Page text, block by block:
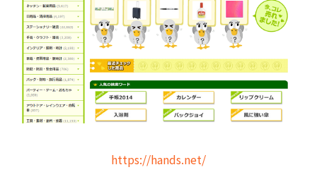
https://hands.net/